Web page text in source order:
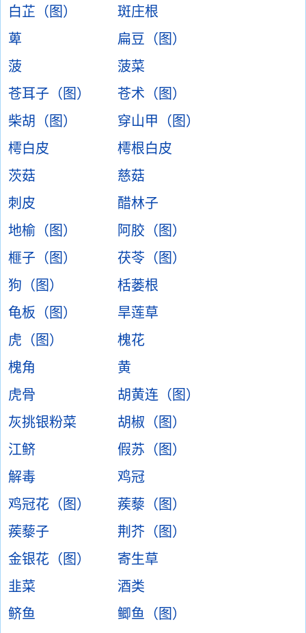
白芷（图）
斑庄根
萆
扁豆（图）
菠
菠菜
苍耳子（图）
苍术（图）
柴胡（图）
穿山甲（图）
樗白皮
樗根白皮
茨菇
慈菇
刺皮
醋林子
地榆（图）
阿胶（图）
榧子（图）
茯苓（图）
狗（图）
栝蒌根
龟板（图）
旱莲草
虎（图）
槐花
槐角
黄
虎骨
胡黄连（图）
灰挑银粉菜
胡椒（图）
江鲚
假苏（图）
解毒
鸡冠
鸡冠花（图）
蒺藜（图）
蒺藜子
荆芥（图）
金银花（图）
寄生草
韭菜
酒类
鲚鱼
鲫鱼（图）